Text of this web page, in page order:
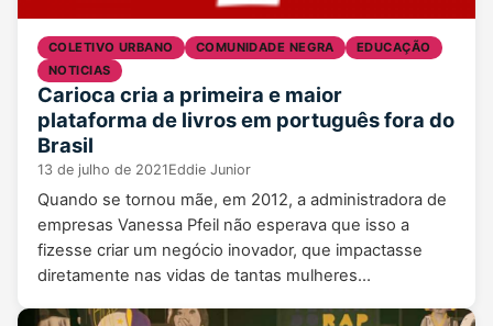
COLETIVO URBANO COMUNIDADE NEGRA
EDUCAÇÃO
NOTICIAS
Carioca cria a primeira e maior
plataforma de livros em português fora do
Brasil
13 de julho de 2021Eddie Junior
Quando se tornou mãe, em 2012, a administradora de
empresas Vanessa Pfeil não esperava que isso a
fizesse criar um negócio inovador, que impactasse
diretamente nas vidas de tantas mulheres…